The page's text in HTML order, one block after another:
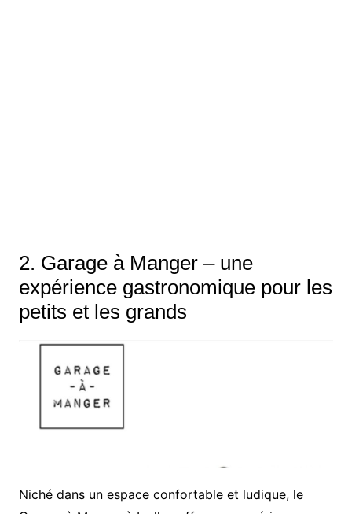
2. Garage à Manger – une
expérience gastronomique pour les
petits et les grands
Niché dans un espace confortable et ludique, le